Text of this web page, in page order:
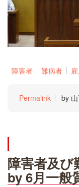
障害者 難病者
Permalink by
障害者及
by 6月一般